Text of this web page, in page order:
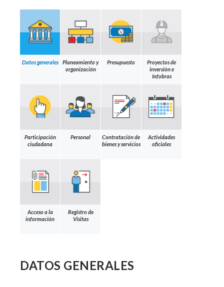
Datos generales
Planeamiento y
organización
Presupuesto
Proyectos de
inversión e
Infobras
Participación
ciudadana
Personal
Contratación de
bienes y servicios
Actividades
oficiales
Acceso a la
información
Registro de
Visitas
DATOS GENERALES